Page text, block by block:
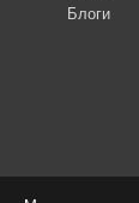
Блоги